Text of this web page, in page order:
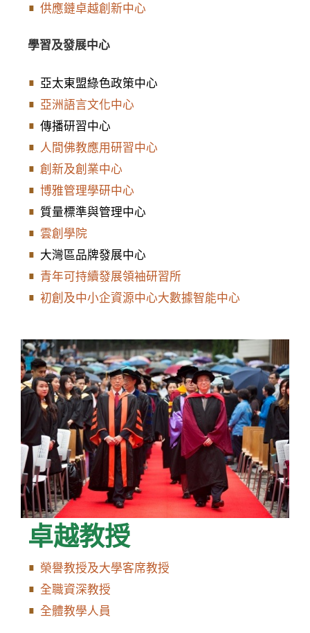
供應鏈卓越創新中心
學習及發展中心
亞太東盟綠色政策中心
亞洲語言文化中心
傳播研習中心
人間佛教應用研習中心
創新及創業中心
博雅管理學研中心
質量標準與管理中心
雲創學院
大灣區品牌發展中心
青年可持續發展領袖研習所
初創及中小企資源中心大數據智能中心
卓越教授
榮譽教授及大學客席教授
全職資深教授
全體教學人員